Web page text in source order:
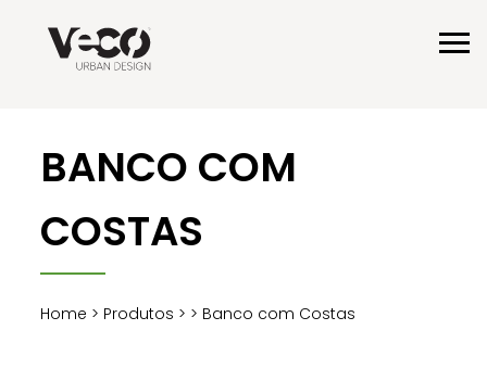
BANCO COM
COSTAS
Home > Produtos > > Banco com Costas